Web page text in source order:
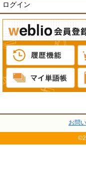
ログイン
お問